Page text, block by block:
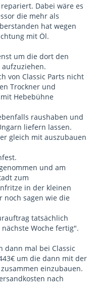
Dabei wäre es
die mehr als
hat wegen
mit Öl.
um die dort den
von Classic Parts nicht
Trockner und
Hebebühne
raushaben und
liefern lassen.
gleich mit auszubauen
und am
zum
in der kleinen
noch sagen wie die
tatsächlich
Woche fertig".
dann mal bei Classic
um die dann mit der
einzubauen.
nach